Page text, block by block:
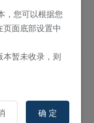
卡在墓地存在，
的这张卡和手牌
召唤。用这个效果
只能1次，②效果
，您可以根据您
面底部设置中
暂未收录，则
确 定